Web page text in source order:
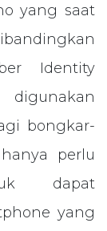
yang saat
Identity
bongkar-
perlu
dapat
yang